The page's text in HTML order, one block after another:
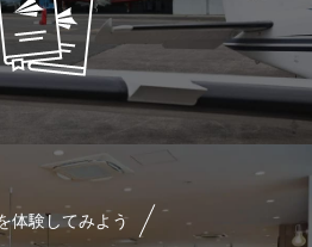
体験してみよう